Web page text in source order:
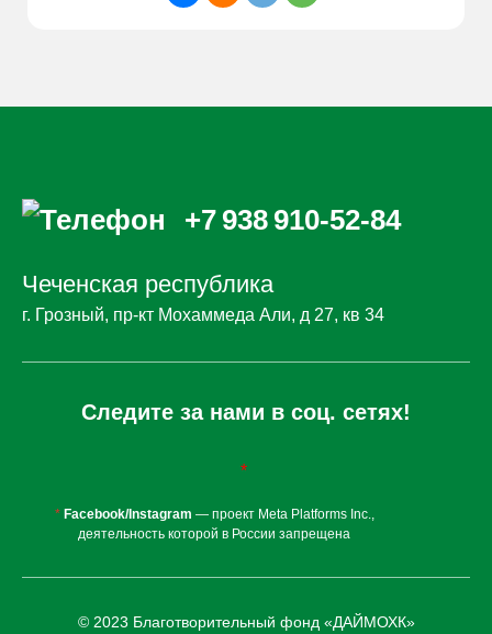
+7 938 910-52-84
Чеченская республика
г. Грозный, пр-кт Мохаммеда Али, д 27, кв 34
Следите за нами в соц. сетях!
*
* Facebook/Instagram — проект Meta Platforms Inc.,
деятельность которой в России запрещена
© 2023 Благотворительный фонд «ДАЙМОХК»